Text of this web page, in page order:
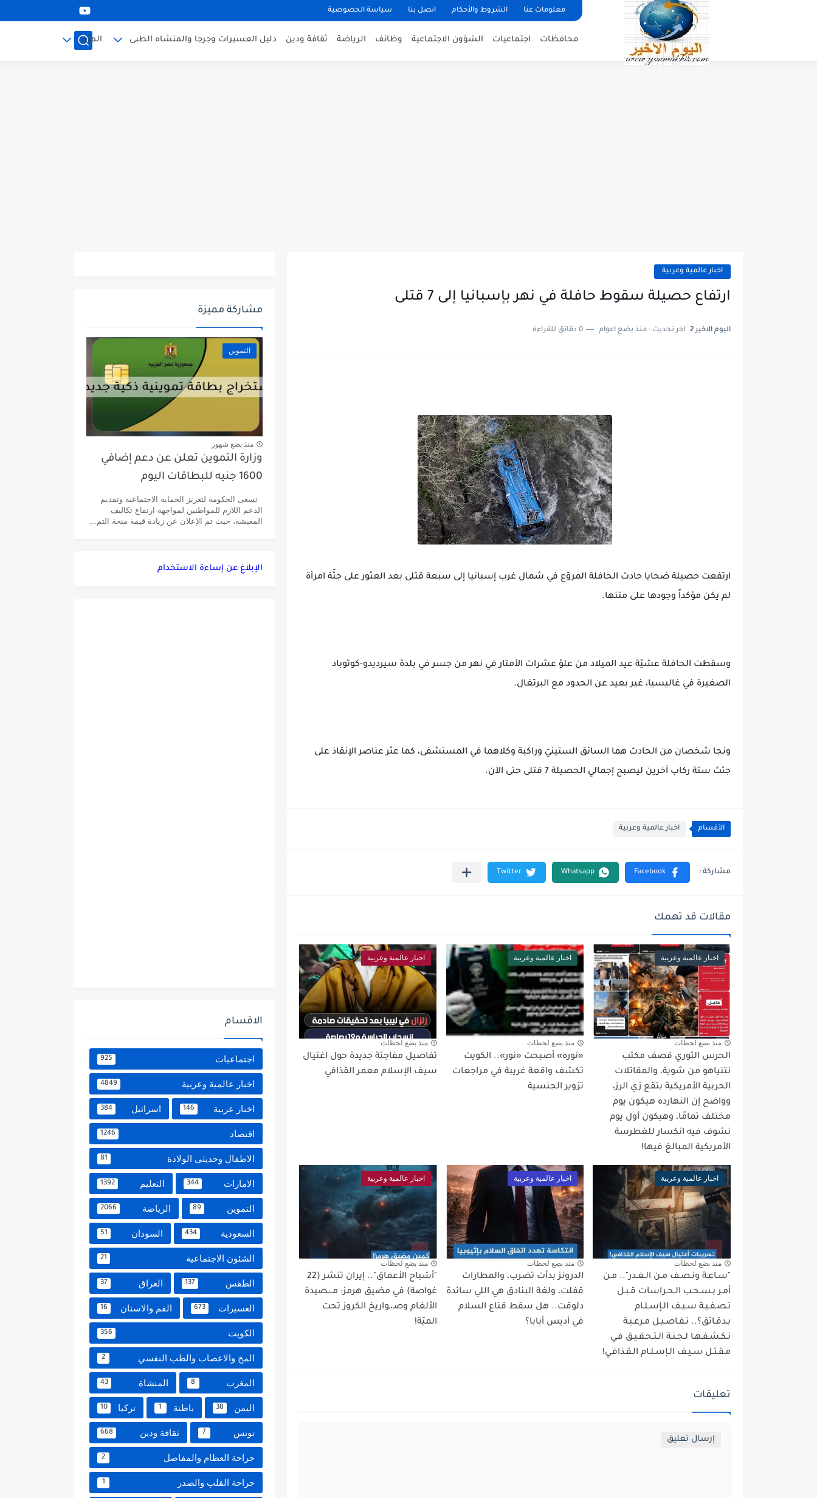
معلومات عنا الشروط والأحكام اتصل بنا سياسة الخصوصية
محافظات اجتماعيات الشؤون الاجتماعية وظائف الرياضة ثقافة ودين دليل العسيرات وجرجا والمنشاه الطبى المزيد
اخبار عالمية وعربية
ارتفاع حصيلة سقوط حافلة في نهر بإسبانيا إلى 7 قتلى
اليوم الاخير 2 اخر تحديث : منذ بضع اعوام 0 دقائق للقراءة
ارتفعت حصيلة ضحايا حادث الحافلة المروّع في شمال غرب إسبانيا إلى سبعة قتلى بعد العثور على جثّة امرأة
لم يكن مؤكداً وجودها على متنها.
وسقطت الحافلة عشيّة عيد الميلاد من علوّ عشرات الأمتار في نهر من جسر في بلدة سيرديدو-كوتوباد
الصغيرة في غاليسيا، غير بعيد عن الحدود مع البرتغال.
ونجا شخصان من الحادث هما السائق الستينيّ وراكبة وكلاهما في المستشفى، كما عثر عناصر الإنقاذ على
جثث ستة ركاب آخرين ليصبح إجمالي الحصيلة 7 قتلى حتى الآن.
الأقسام اخبار عالمية وعربية
مقالات قد تهمك
اخبار عالمية وعربية
منذ بضع لحظات
الحرس الثوري قصف مكتب
نتنياهو من شوية، والمقاتلات
الحربية الأمريكية بتقع زي الرز،
وواضح إن النهارده هيكون يوم
مختلف تمامًا، وهيكون أول يوم
نشوف فيه انكسار للغطرسة
الأمريكية المبالغ فيها!
اخبار عالمية وعربية
منذ بضع لحظات
«نوره» أصبحت «نور».. الكويت
تكشف واقعة غريبة في مراجعات
تزوير الجنسية
اخبار عالمية وعربية
منذ بضع لحظات
تفاصيل مفاجئة جديدة حول اغتيال
سيف الإسلام معمر القذافي
اخبار عالمية وعربية
منذ بضع لحظات
"سـاعـة ونـصـف مـن الـغـدر".. مـن
أمـر بـسـحـب الـحـراسات قـبـل
تـصـفـيـة سـيـف الـإسـلـام
بـدقـائق؟.. تـفـاصـيـل مـرعـبـة
تـكـشـفـهـا لـجـنـة الـتـحـقـيـق فـي
مـقـتـل سـيـف الـإسـلـام الـقـذافـي!
اخبار عالمية وعربية
منذ بضع لحظات
الدرونز بدأت تضرب، والمطارات
قفلت، ولغة البنادق هي اللي سائدة
دلوقت.. هل سقط قناع السلام
في أديس أبابا؟
اخبار عالمية وعربية
منذ بضع لحظات
"أشباح الأعماق".. إيران تنشر (22
غواصة) في مضيق هرمز: مـ،ـصيدة
الألغام وصـ،ـواريخ الكروز تحت
الميّة!
تعليقات
إرسال تعليق
مشاركة مميزة
التموين
منذ بضع شهور
وزارة التموين تعلن عن دعم إضافي
1600 جنيه للبطاقات اليوم
تسعى الحكومة لتعزيز الحماية الاجتماعية وتقديم
الدعم اللازم للمواطنين لمواجهة ارتفاع تكاليف
المعيشة، حيث تم الإعلان عن زيادة قيمة منحة التم...
الإبلاغ عن إساءة الاستخدام
الاقسام
اجتماعيات 925
اخبار عالمية وعربية 4849
اخبار عربية 146 اسرائيل 384
اقتصاد 1246
الاطفال وحديثى الولادة 81
الامارات 344 التعليم 1392
التموين 89 الرياضة 2066
السعودية 434 السودان 51
الشئون الاجتماعية 21
الطقس 137 العراق 37
العسيرات 673 الفم والاسنان 16
الكويت 356
المخ والاعصاب والطب النفسي 2
المغرب 8 المنشاة 43
اليمن 38 باطنة 1 تركيا 10
تونس 7 ثقافة ودين 668
جراحة العظام والمفاصل 2
جراحة القلب والصدر 1